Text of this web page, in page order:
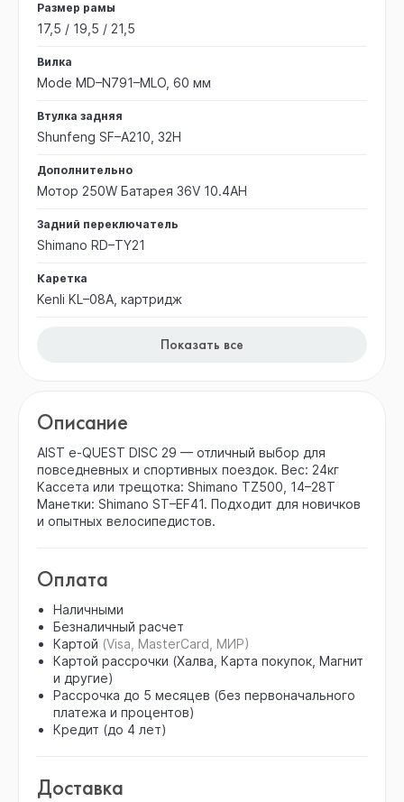
Размер рамы
17,5 / 19,5 / 21,5
Вилка
Mode MD–N791–MLO, 60 мм
Втулка задняя
Shunfeng SF–A210, 32H
Дополнительно
Мотор 250W Батарея 36V 10.4AH
Задний переключатель
Shimano RD–TY21
Каретка
Kenli KL–08A, картридж
Показать все
Описание
AIST e-QUEST DISC 29 — отличный выбор для
повседневных и спортивных поездок. Вес: 24кг
Кассета или трещотка: Shimano TZ500, 14–28T
Манетки: Shimano ST–EF41. Подходит для новичков
и опытных велосипедистов.
Оплата
Наличными
Безналичный расчет
Картой (Visa, MasterCard, МИР)
Картой рассрочки (Халва, Карта покупок, Магнит
и другие)
Рассрочка до 5 месяцев (без первоначального
платежа и процентов)
Кредит (до 4 лет)
Доставка